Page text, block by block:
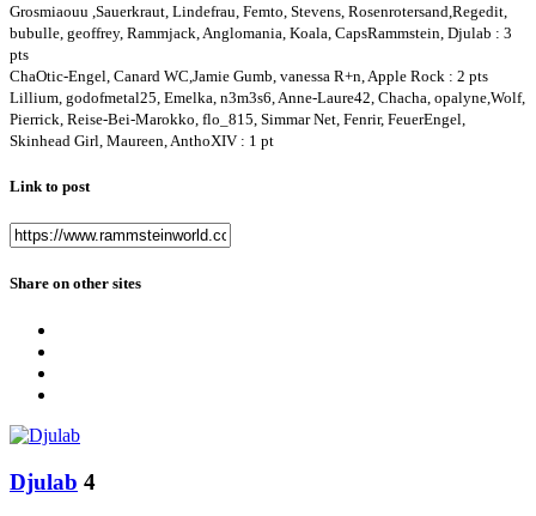
Grosmiaouu ,Sauerkraut, Lindefrau, Femto, Stevens, Rosenrotersand,Regedit,
bubulle, geoffrey, Rammjack, Anglomania, Koala, CapsRammstein, Djulab : 3
pts
ChaOtic-Engel, Canard WC,Jamie Gumb, vanessa R+n, Apple Rock : 2 pts
Lillium, godofmetal25, Emelka, n3m3s6, Anne-Laure42, Chacha, opalyne,Wolf,
Pierrick, Reise-Bei-Marokko, flo_815, Simmar Net, Fenrir, FeuerEngel,
Skinhead Girl, Maureen, AnthoXIV : 1 pt
Link to post
Share on other sites
Djulab 4